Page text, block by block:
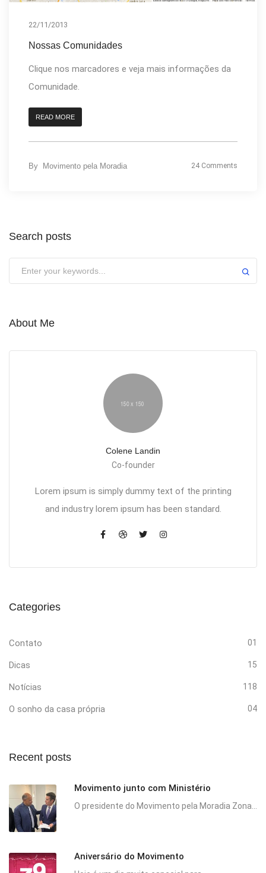
22/11/2013
Nossas Comunidades
Clique nos marcadores e veja mais informações da
Comunidade.
READ MORE
By Movimento pela Moradia 24 Comments
Search posts
About Me
Colene Landin
Co-founder
Lorem ipsum is simply dummy text of the printing
and industry lorem ipsum has been standard.
Categories
Contato 01
Dicas 15
Notícias 118
O sonho da casa própria 04
Recent posts
Movimento junto com Ministério
O presidente do Movimento pela Moradia Zona...
Aniversário do Movimento